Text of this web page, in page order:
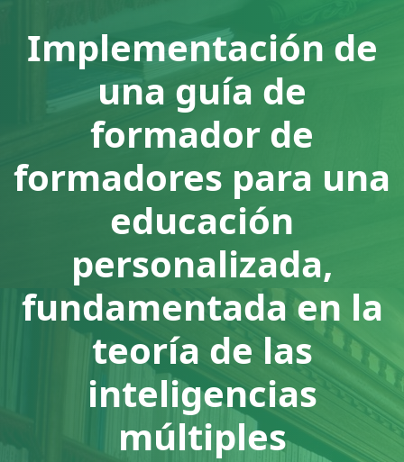
Implementación de
una guía de
formador de
formadores para una
educación
personalizada,
fundamentada en la
teoría de las
inteligencias
múltiples